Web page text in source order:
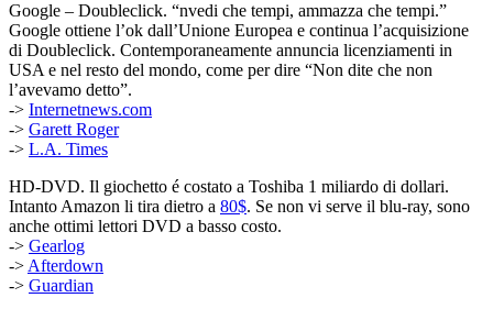
Google – Doubleclick. “nvedi che tempi, ammazza che tempi.”
Google ottiene l’ok dall’Unione Europea e continua l’acquisizione
di Doubleclick. Contemporaneamente annuncia licenziamenti in
USA e nel resto del mondo, come per dire “Non dite che non
l’avevamo detto”.
-> Internetnews.com
-> Garett Roger
-> L.A. Times
HD-DVD. Il giochetto é costato a Toshiba 1 miliardo di dollari.
Intanto Amazon li tira dietro a 80$. Se non vi serve il blu-ray, sono
anche ottimi lettori DVD a basso costo.
-> Gearlog
-> Afterdown
-> Guardian